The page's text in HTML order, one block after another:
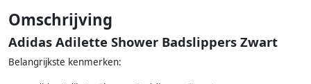
Omschrijving
Adidas Adilette Shower Badslippers Zwart
Belangrijkste kenmerken: